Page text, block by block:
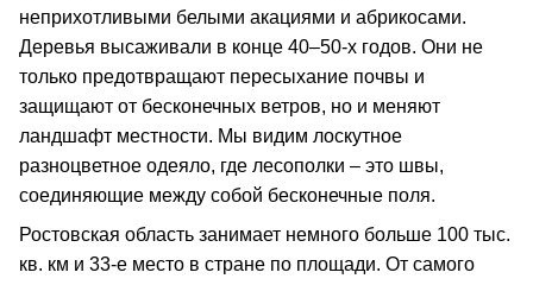
неприхотливыми белыми акациями и абрикосами.
Деревья высаживали в конце 40–50-х годов. Они не
только предотвращают пересыхание почвы и
защищают от бесконечных ветров, но и меняют
ландшафт местности. Мы видим лоскутное
разноцветное одеяло, где лесополки – это швы,
соединяющие между собой бесконечные поля.
Ростовская область занимает немного больше 100 тыс.
кв. км и 33-е место в стране по площади. От самого